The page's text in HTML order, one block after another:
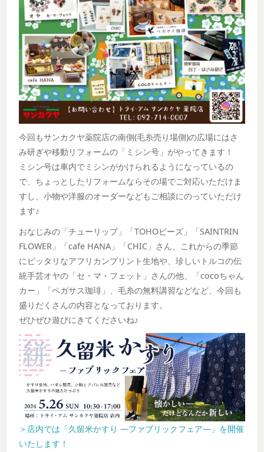
今回もサンカクヤ薬院店の南側(毛糸売り場側)の広場にはさ
み研ぎや移動リフォームの「ミシン号」がやってきます！
ミシン号は車内でミシンがかけられるようになっているの
で、ちょっとしたリフォームならその場でご対応いただけま
すし、小物や洋服のオーダーなどもご相談にのっていただけ
ます♪
おなじみの「チューリップ」「TOHOビーズ」「SAINTRIN
FLOWER」「cafe HANA」「CHIC」さん、これからの季節
にピッタリなアフリカンプリント生地や、珍しいトルコの伝
統手芸オヤの「セ・マ・フェット」さんの他、「cocoちゃん
カー」「ペガサス珈琲」、毛糸の無料講習などなど、今回も
盛りだくさんの内容となっております。
ぜひぜひ遊びにきてくださいね♪
＞店内では「久留米かすり ―ファブリックフェア―」を開催
いたします！